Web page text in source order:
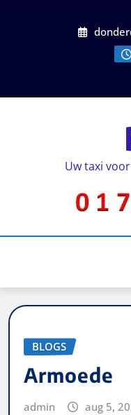
Uw taxi
BLOGS
Armoede
admin aug 5,